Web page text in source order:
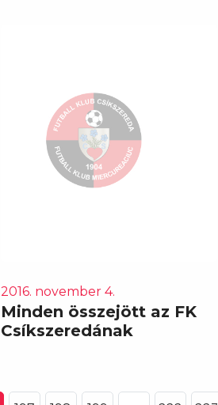
2016. november 4.
Minden összejött az FK
Csíkszeredának